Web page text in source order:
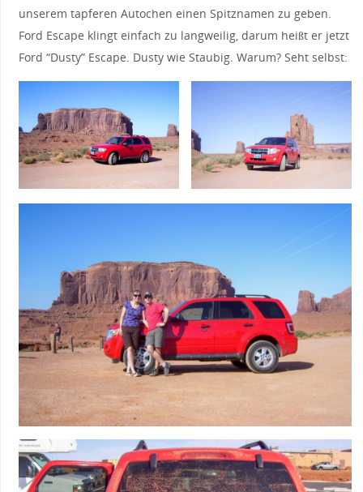
unserem tapferen Autochen einen Spitznamen zu geben.
Ford Escape klingt einfach zu langweilig, darum heißt er jetzt
Ford “Dusty” Escape. Dusty wie Staubig. Warum? Seht selbst: